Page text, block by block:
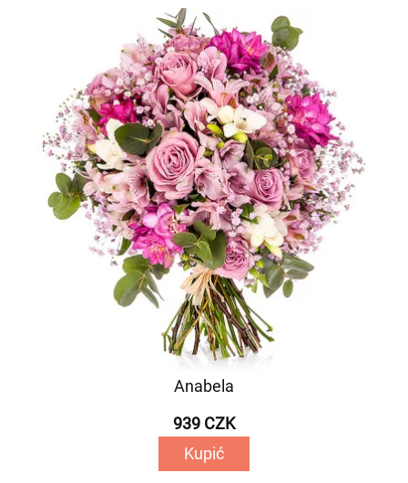
Anabela
939 CZK
Kupić